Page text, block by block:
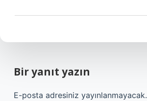
Bir yanıt yazın
E-posta adresiniz yayınlanmayacak.